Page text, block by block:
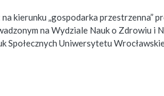
kierunku „gospodarka przestrzenna”
na Wydziale Nauk o Zdrowiu i
Społecznych Uniwersytetu